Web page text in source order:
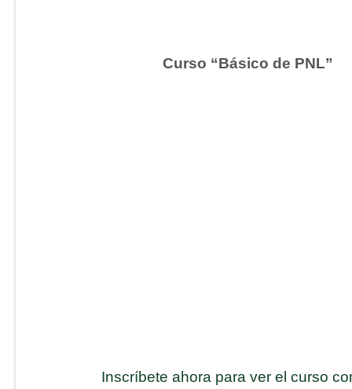
Curso “Básico de PNL”
Inscríbete ahora para ver el curso